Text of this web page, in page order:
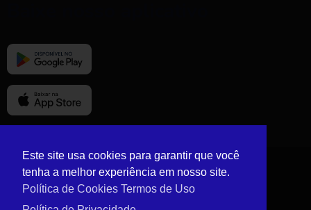
© Copyright Vizinho Tem 2024.
Este site usa cookies para garantir que você
tenha a melhor experiência em nosso site.
Política de Cookies Termos de Uso